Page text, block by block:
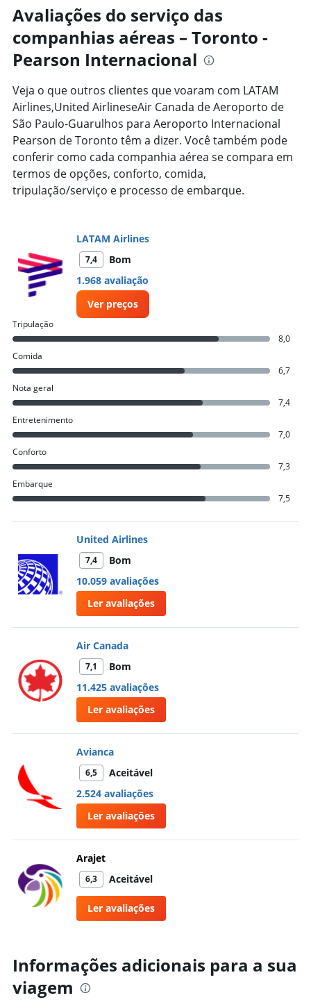
Range:
91
categories.
The
chart
1
Y
axis
displaying
values.
Range:
0
to
10000.
Avaliações do serviço das
companhias aéreas – Toronto -
Pearson Internacional
Veja o que outros clientes que voaram com LATAM
Airlines,United AirlineseAir Canada de Aeroporto de
São Paulo-Guarulhos para Aeroporto Internacional
Pearson de Toronto têm a dizer. Você também pode
conferir como cada companhia aérea se compara em
termos de opções, conforto, comida,
tripulação/serviço e processo de embarque.
LATAM Airlines
7,4
Bom
1.968 avaliação
Ver preços
Tripulação
8,0
Comida
6,7
Nota geral
7,4
Entretenimento
7,0
Conforto
7,3
Embarque
7,5
United Airlines
7,4
Bom
10.059 avaliações
Ler avaliações
Air Canada
7,1
Bom
11.425 avaliações
Ler avaliações
Avianca
6,5
Aceitável
2.524 avaliações
Ler avaliações
Arajet
6,3 Aceitável
Ler avaliações
Informações adicionais para a sua
viagem